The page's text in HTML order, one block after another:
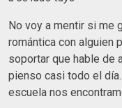
No voy a mentir si me
romántica con alguien
soportar que hable de
pienso casi todo el
escuela nos